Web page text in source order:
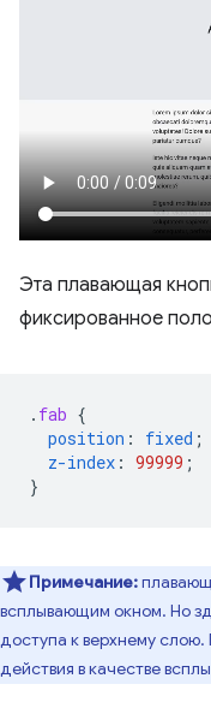
Эта плавающая
фиксированное
. fab {
position : fixed ;
z-index : 99999 ;
}
Примечание:
всплывающим окном. Но
доступа к верхнему
действия в качестве